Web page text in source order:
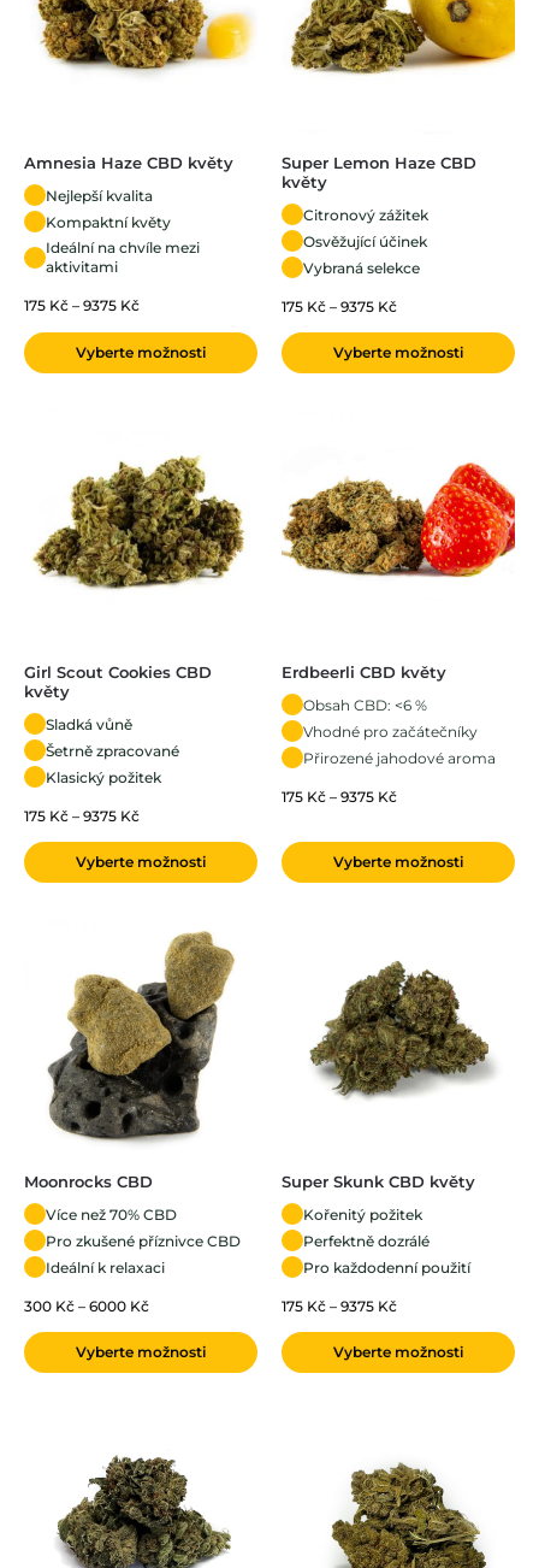
Amnesia Haze CBD květy
Nejlepší kvalita
Kompaktní květy
Ideální na chvíle mezi
aktivitami
175 Kč – 9375 Kč
Vyberte možnosti
Super Lemon Haze CBD
květy
Citronový zážitek
Osvěžující účinek
Vybraná selekce
175 Kč – 9375 Kč
Vyberte možnosti
Girl Scout Cookies CBD
květy
Sladká vůně
Šetrně zpracované
Klasický požitek
175 Kč – 9375 Kč
Vyberte možnosti
Erdbeerli CBD květy
Obsah CBD: <6 %
Vhodné pro začátečníky
Přirozené jahodové aroma
175 Kč – 9375 Kč
Vyberte možnosti
Moonrocks CBD
Více než 70% CBD
Pro zkušené příznivce CBD
Ideální k relaxaci
300 Kč – 6000 Kč
Vyberte možnosti
Super Skunk CBD květy
Kořenitý požitek
Perfektně dozrálé
Pro každodenní použití
175 Kč – 9375 Kč
Vyberte možnosti